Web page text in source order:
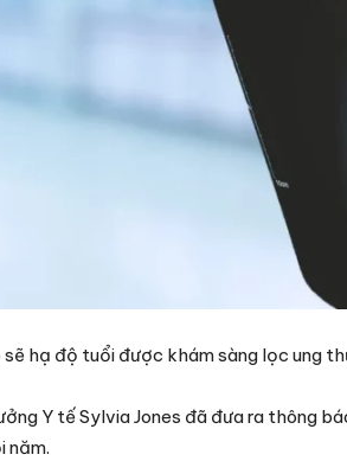
hạ độ tuổi được khám sàng lọc ung
Y tế Sylvia Jones đã đưa ra thông
năm.